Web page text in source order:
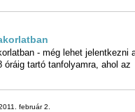
és a Bach-
a születési dátumunknak más
csak az, hogy mikor köszönt fel
a csillagain…